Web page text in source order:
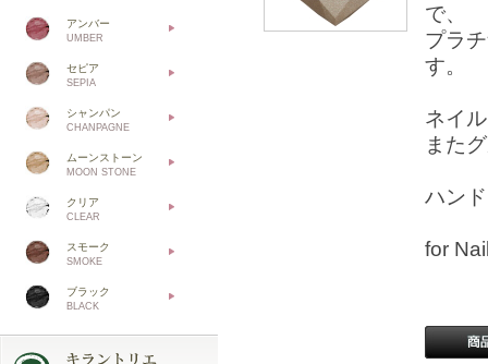
アンバー
UMBER
セピア
SEPIA
シャンパン
CHANPAGNE
ムーンストーン
MOON STONE
クリア
CLEAR
スモーク
SMOKE
ブラック
BLACK
で、
プラ
す。
ネイ
また
ハン
for